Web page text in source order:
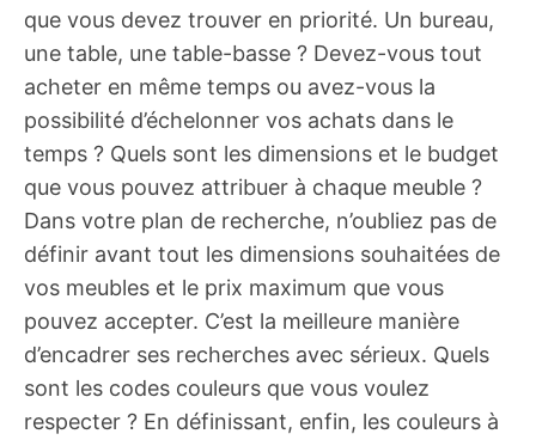
que vous devez trouver en priorité. Un bureau,
une table, une table-basse ? Devez-vous tout
acheter en même temps ou avez-vous la
possibilité d’échelonner vos achats dans le
temps ? Quels sont les dimensions et le budget
que vous pouvez attribuer à chaque meuble ?
Dans votre plan de recherche, n’oubliez pas de
définir avant tout les dimensions souhaitées de
vos meubles et le prix maximum que vous
pouvez accepter. C’est la meilleure manière
d’encadrer ses recherches avec sérieux. Quels
sont les codes couleurs que vous voulez
respecter ? En définissant, enfin, les couleurs à